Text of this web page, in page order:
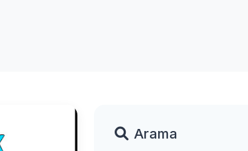
Arama